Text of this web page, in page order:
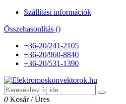
Szállítási információk
Összehasonlítás ()
+36-20/241-2105
+36-20/960-8840
+36-20/531-1390
0 Kosár /Üres